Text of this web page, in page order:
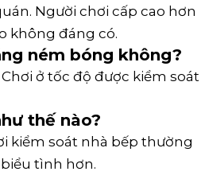
Người chơi cấp cao hơn
không đáng có.
ném bóng không?
ở tốc độ được kiểm soát
thế nào?
kiểm soát nhà bếp thường
tình hơn.